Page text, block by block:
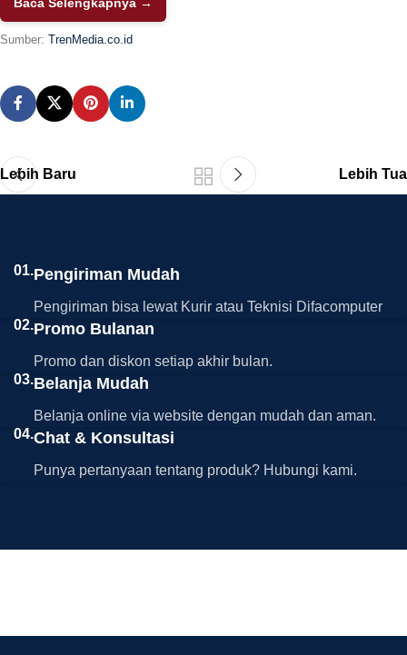
Baca Selengkapnya →
Sumber: TrenMedia.co.id
Lebih Baru Lebih Tua
01.Pengiriman Mudah
Pengiriman bisa lewat Kurir atau Teknisi Difacomputer
02.Promo Bulanan
Promo dan diskon setiap akhir bulan.
03.Belanja Mudah
Belanja online via website dengan mudah dan aman.
04.Chat & Konsultasi
Punya pertanyaan tentang produk? Hubungi kami.